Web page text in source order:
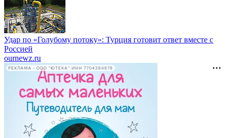
Удар по «Голубому потоку»: Турция готовит ответ вместе с
Россией
ournewz.ru
РЕКЛАМА • ООО "ЮТЕКА" ИНН 7704384878